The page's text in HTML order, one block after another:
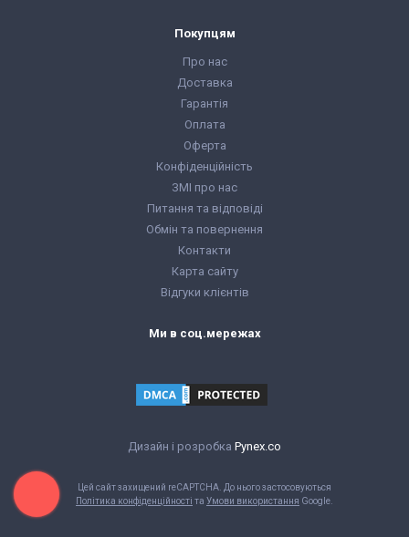
Покупцям
Про нас
Доставка
Гарантія
Оплата
Оферта
Конфіденційність
ЗМІ про нас
Питання та відповіді
Обмін та повернення
Контакти
Карта сайту
Відгуки клієнтів
Ми в соц.мережах
Дизайн і розробка Pynex.co
Цей сайт захищений reCAPTCHA. До нього застосовуються
Політика конфіденційності та Умови використання Google.